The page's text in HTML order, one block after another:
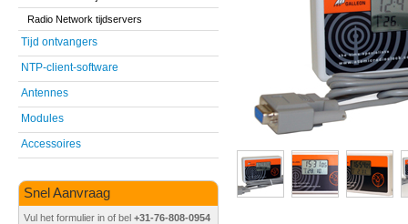
Radio Network tijdservers
Tijd ontvangers
NTP-client-software
Antennes
Modules
Accessoires
Snel Aanvraag
Vul het formulier in of bel +31-76-808-0954